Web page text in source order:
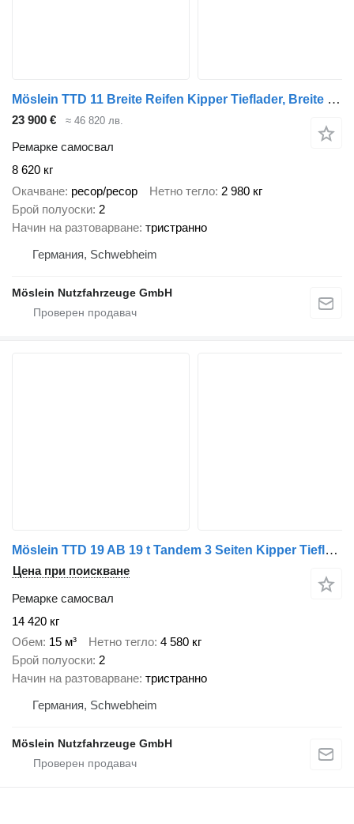
Möslein TTD 11 Breite Reifen Kipper Tieflader, Breite Reifen -- Neufah
23 900 € ≈ 46 820 лв.
Ремарке самосвал
8 620 кг
Окачване ресор/ресор Нетно тегло 2 980 кг
Брой полуоски 2
Начин на разтоварване тристранно
Германия, Schwebheim
Möslein Nutzfahrzeuge GmbH
Möslein TTD 19 AB 19 t Tandem 3 Seiten Kipper Tieflader Aufsatzbordwä
Цена при поискване
Ремарке самосвал
14 420 кг
Обем 15 м³ Нетно тегло 4 580 кг
Брой полуоски 2
Начин на разтоварване тристранно
Германия, Schwebheim
Möslein Nutzfahrzeuge GmbH